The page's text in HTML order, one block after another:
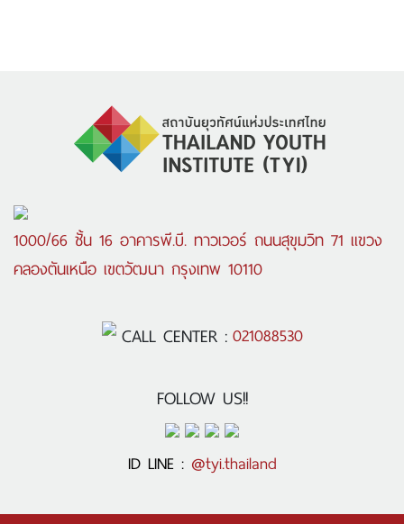
1000/66 ชั้น 16 อาคารพี.บี. ทาวเวอร์ ถนนสุขุมวิท 71 แขวง
คลองตันเหนือ เขตวัฒนา กรุงเทพ 10110
CALL CENTER : 021088530
FOLLOW US!!
ID LINE : @tyi.thailand